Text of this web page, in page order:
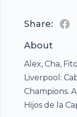
Share:
About
Alex, Cha,
Liverpool:
Champions.
Hijos de la
Footer